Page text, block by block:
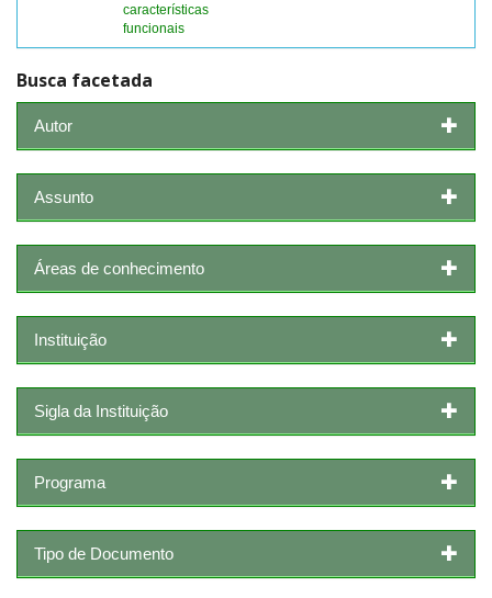
características
funcionais
Busca facetada
Autor
Assunto
Áreas de conhecimento
Instituição
Sigla da Instituição
Programa
Tipo de Documento